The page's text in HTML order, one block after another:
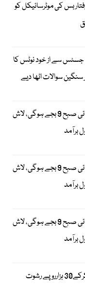
بس کی موٹرسائیکل کو
جسٹس سے از خود نوٹس کا
سوالات اٹھا دیے
میر رضا علی کی قبر کشائی صبح 9 بجے ہوگی، لاش
برآمد
میر رضا علی کی قبر کشائی صبح 9 بجے ہوگی، لاش
برآمد
میر رضا علی کی قبر کشائی صبح 9 بجے ہوگی، لاش
برآمد
کراچی: شہری کو ہراساں کرکے30 ہزارروپے رشوت